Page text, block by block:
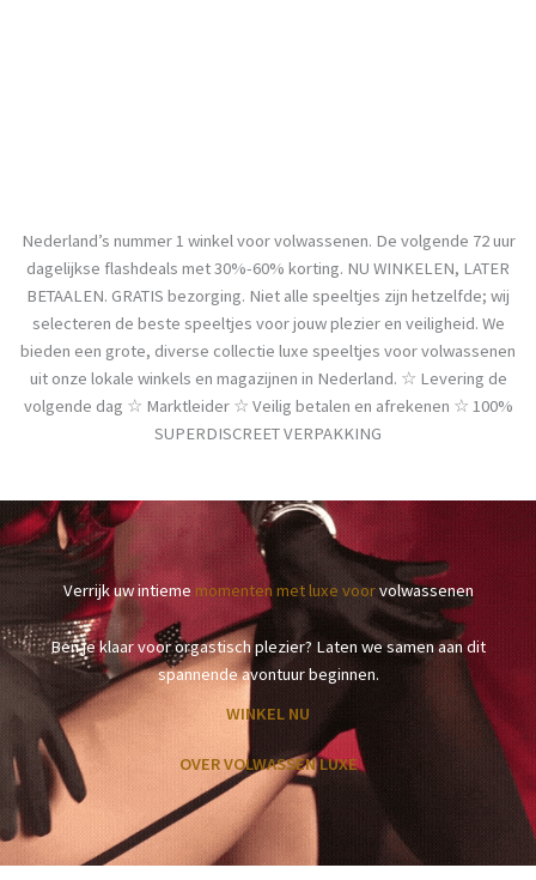
Nederland’s nummer 1 winkel voor volwassenen. De volgende 72 uur
dagelijkse flashdeals met 30%-60% korting. NU WINKELEN, LATER
BETAALEN. GRATIS bezorging. Niet alle speeltjes zijn hetzelfde; wij
selecteren de beste speeltjes voor jouw plezier en veiligheid. We
bieden een grote, diverse collectie luxe speeltjes voor volwassenen
uit onze lokale winkels en magazijnen in Nederland. ☆ Levering de
volgende dag ☆ Marktleider ☆ Veilig betalen en afrekenen ☆ 100%
SUPERDISCREET VERPAKKING
Verrijk uw intiememomenten met luxe voorvolwassenen
Ben je klaar voor orgastisch plezier? Laten we samen aan dit
spannende avontuur beginnen.
WINKEL NU
OVER VOLWASSEN LUXE